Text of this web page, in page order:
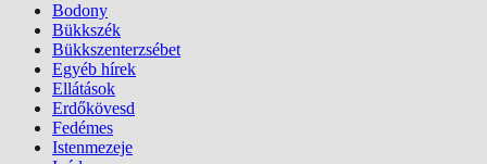
Bodony
Bükkszék
Bükkszenterzsébet
Egyéb hírek
Ellátások
Erdőkövesd
Fedémes
Istenmezeje